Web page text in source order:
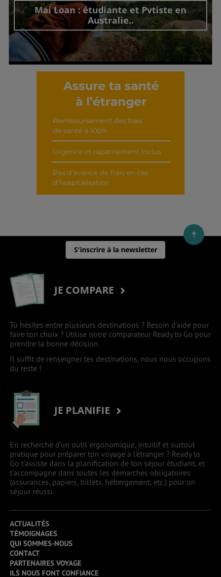
Mai Loan : étudiante et Pvtiste en
Australie..
Découvrir cet interview
S'inscrire à la newsletter
JE COMPARE
Tu hésites entre plusieurs destinations ? Besoin d’aide pour
faire ton choix ? Utilise notre comparateur Ready to Go pour
prendre la bonne décision.
Il suffit de renseigner tes destinations, nous nous occupons
du reste !
JE PLANIFIE
En recherche d’un outil ergonomique, intuitif et surtout
pratique pour préparer ton voyage à l’étranger ? Ready to
Go t’assiste dans la planification de ton séjour étudiant, et
t’accompagne dans toutes les démarches obligatoires
(assurances, papiers, billets, hébergement, etc.) pour un
séjour réussi.
ACTUALITÉS
TÉMOIGNAGES
QUI SOMMES-NOUS
CONTACT
PARTENAIRES VOYAGE
ILS NOUS FONT CONFIANCE